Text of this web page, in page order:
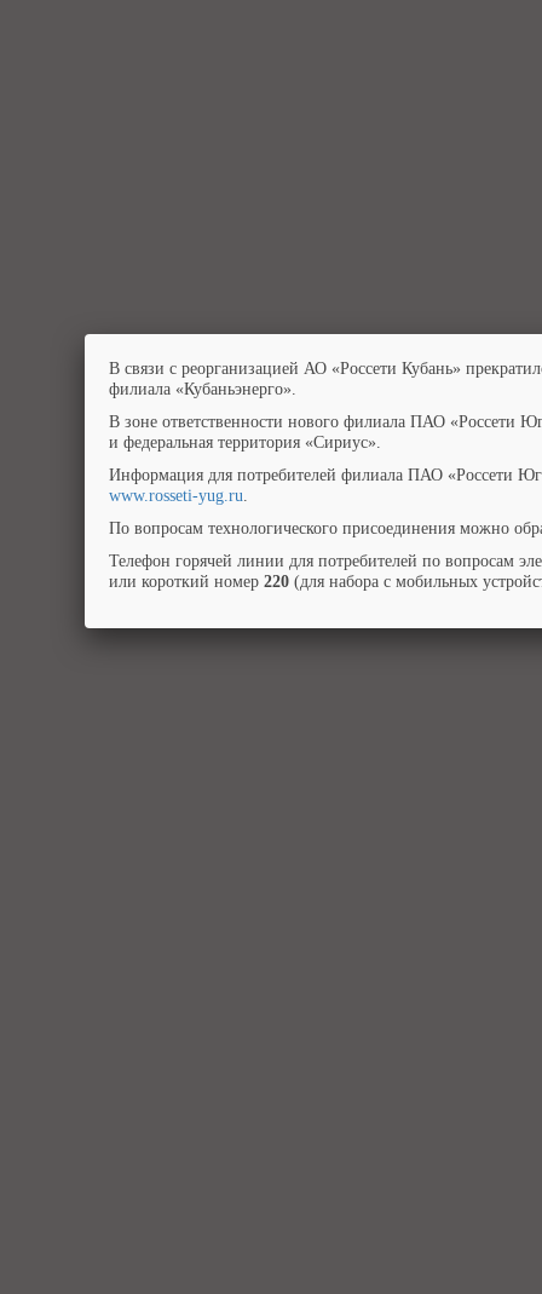
В связи с реорганизацией АО «Россети Кубань»
филиала «Кубаньэнерго».
В зоне ответственности нового филиала ПАО «Россети
и федеральная территория «Сириус».
Информация для потребителей филиала ПАО «Россети
www.rosseti-yug.ru.
По вопросам технологического присоединения можно
Телефон горячей линии для потребителей по вопросам
или короткий номер 220 (для набора с мобильных